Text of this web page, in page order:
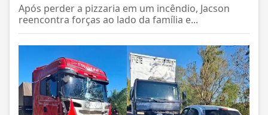
Após perder a pizzaria em um incêndio, Jacson
reencontra forças ao lado da família e...